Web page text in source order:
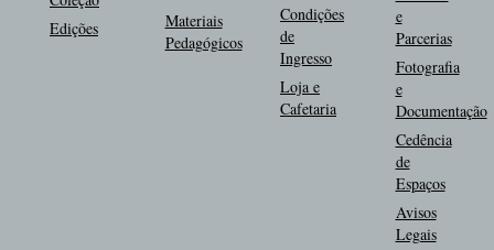
Edições
Materiais
Pedagógicos
Condições
de
Ingresso
Loja e
Cafetaria
e
Parcerias
Fotografia
e
Documentação
Cedência
de
Espaços
Avisos
Legais